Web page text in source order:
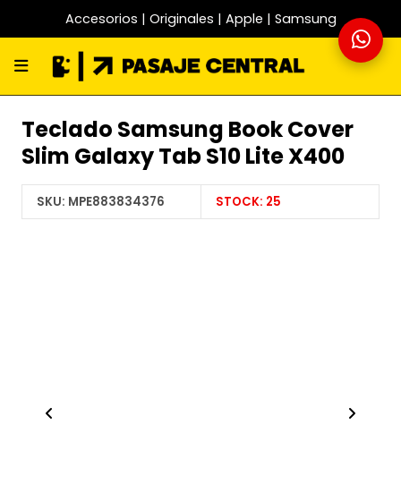
Accesorios | Originales | Apple | Samsung
Teclado Samsung Book Cover
Slim Galaxy Tab S10 Lite X400
SKU: MPE883834376 STOCK: 25